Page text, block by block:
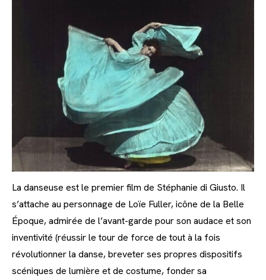
La danseuse est le premier film de Stéphanie di Giusto. Il
s’attache au personnage de Loïe Fuller, icône de la Belle
Époque, admirée de l’avant-garde pour son audace et son
inventivité (réussir le tour de force de tout à la fois
révolutionner la danse, breveter ses propres dispositifs
scéniques de lumière et de costume, fonder sa